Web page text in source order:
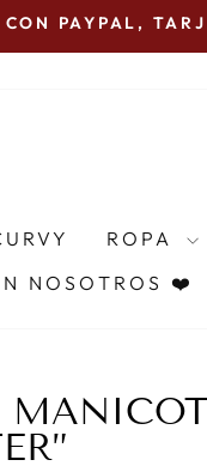
O
ROPA
NOSOTROS ❤️